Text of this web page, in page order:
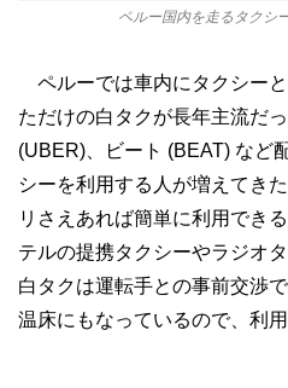
ペルー国内を走るタクシ
ペルーでは車内にタクシー
ただけの白タクが長年主流だ
(UBER)、ビート (BEAT) など
シーを利用する人が増えてき
リさえあれば簡単に利用でき
テルの提携タクシーやラジオ
白タクは運転手との事前交渉
温床にもなっているので、利